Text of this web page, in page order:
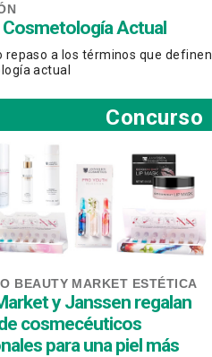
Cosmetología Actual
repaso a los términos que definen
actual
Concurso
BEAUTY MARKET ESTÉTICA
y Janssen regalan
cosmecéuticos
para una piel más